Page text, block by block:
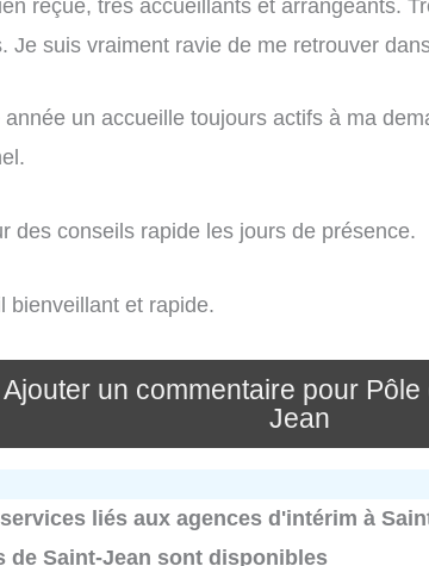
reçue, très accueillants et arrangeants.
Je suis vraiment ravie de me retrouver
année un accueille toujours actifs à ma
des conseils rapide les jours de présence.
bienveillant et rapide.
Ajouter un commentaire pour Pôle
Jean
liés aux agences d'intérim à
de Saint-Jean sont disponibles